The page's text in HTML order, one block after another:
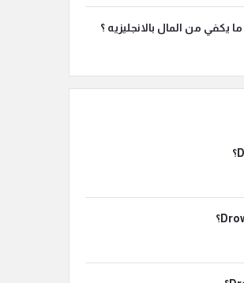
يكفي من المال بالانجليزيه ؟